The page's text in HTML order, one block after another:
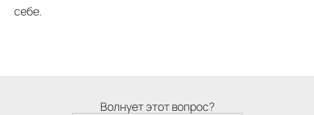
себе.
Волнует этот вопрос?